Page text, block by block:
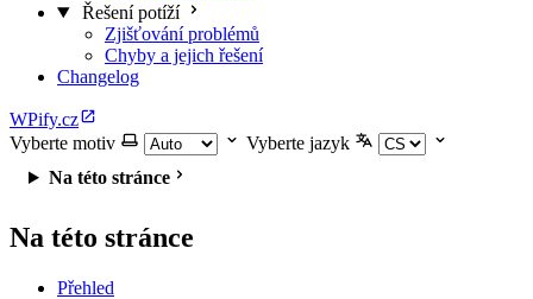
Řešení potíží
Zjišťování problémů
Chyby a jejich řešení
Changelog
WPify.cz
Vyberte motiv
Vyberte jazyk
Na této stránce
Na této stránce
Přehled